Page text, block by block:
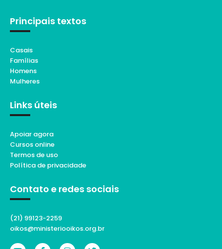
Principais textos
Casais
Famílias
Homens
Mulheres
Links úteis
Apoiar agora
Cursos online
Termos de uso
Política de privacidade
Contato e redes sociais
(21) 99123-2259
oikos@ministeriooikos.org.br